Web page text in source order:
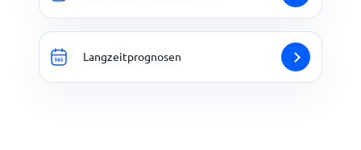
Langzeitprognosen